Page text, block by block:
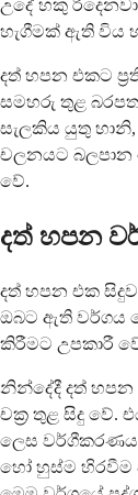
උදේ හකු
හැගීමක් ඇති විය
දත් හපන එකට
සමහරු තුළ
සැලකිය යුතු
චලනයට බලපාන
වේ.
දත් හපන
දත් හපන එක
ඔබට ඇති වර්ගය
කිරීමට උපකාරී
නින්දේදී දත්
චක්‍ර තුළ සිදු
ලෙස
හෝ හුස්ම හිරවීම